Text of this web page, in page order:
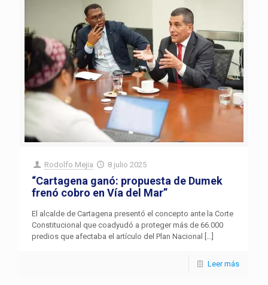
Rodolfo Mejia 8 julio 2025
“Cartagena ganó: propuesta de Dumek
frenó cobro en Vía del Mar”
El alcalde de Cartagena presentó el concepto ante la Corte
Constitucional que coadyudó a proteger más de 66.000
predios que afectaba el artículo del Plan Nacional
[…]
Leer más